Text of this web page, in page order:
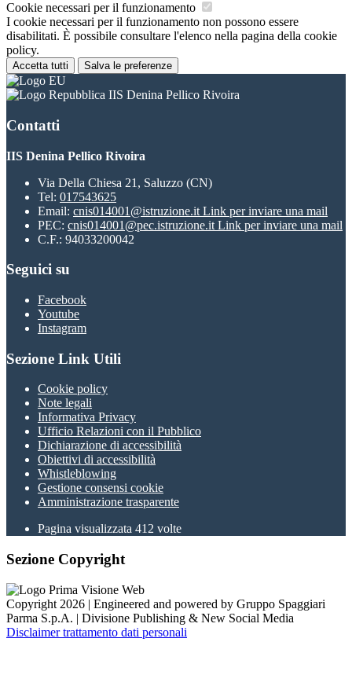
Cookie necessari per il funzionamento
I cookie necessari per il funzionamento non possono essere
disabilitati. È possibile consultare l'elenco nella pagina della cookie
policy.
Accetta tutti Salva le preferenze
IIS Denina Pellico Rivoira
Contatti
IIS Denina Pellico Rivoira
Via Della Chiesa 21, Saluzzo (CN)
Tel: 017543625
Email: cnis014001@istruzione.it Link per inviare una mail
PEC: cnis014001@pec.istruzione.it Link per inviare una mail
C.F.: 94033200042
Seguici su
Facebook
Youtube
Instagram
Sezione Link Utili
Cookie policy
Note legali
Informativa Privacy
Ufficio Relazioni con il Pubblico
Dichiarazione di accessibilità
Obiettivi di accessibilità
Whistleblowing
Gestione consensi cookie
Amministrazione trasparente
Pagina visualizzata 412 volte
Sezione Copyright
Copyright 2026 | Engineered and powered by Gruppo Spaggiari
Parma S.p.A. | Divisione Publishing & New Social Media
Disclaimer trattamento dati personali